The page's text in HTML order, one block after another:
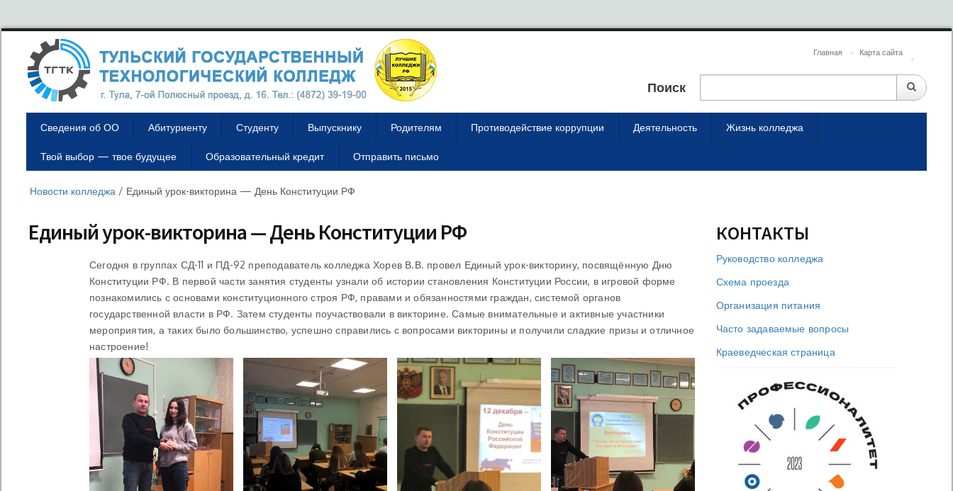
Главная Карта сайта
Поиск
Сведения об ОО Абитуриенту Студенту Выпускнику Родителям Противодействие коррупции Деятельность Жизнь колледжа
Твой выбор — твое будущее Образовательный кредит Отправить письмо
Новости колледжа / Единый урок-викторина — День Конституции РФ
Единый урок-викторина — День Конституции РФ
Сегодня в группах СД-11 и ПД-92 преподаватель колледжа Хорев В.В. провел Единый урок-викторину, посвящённую Дню
Конституции РФ. В первой части занятия студенты узнали об истории становления Конституции России, в игровой форме
познакомились с основами конституционного строя РФ, правами и обязанностями граждан, системой органов
государственной власти в РФ. Затем студенты поучаствовали в викторине. Самые внимательные и активные участники
мероприятия, а таких было большинство, успешно справились с вопросами викторины и получили сладкие призы и отличное
настроение!
КОНТАКТЫ
Руководство колледжа
Схема проезда
Организация питания
Часто задаваемые вопросы
Краеведческая страница